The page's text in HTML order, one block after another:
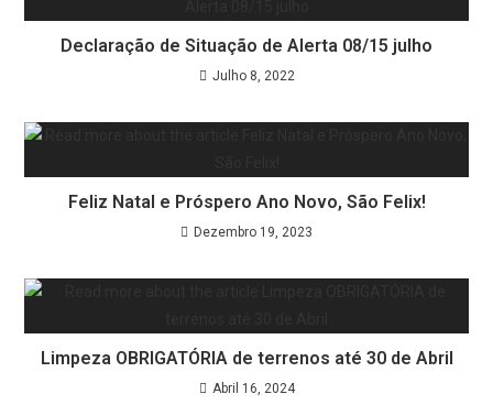
Declaração de Situação de Alerta 08/15 julho
Julho 8, 2022
Feliz Natal e Próspero Ano Novo, São Felix!
Dezembro 19, 2023
Limpeza OBRIGATÓRIA de terrenos até 30 de Abril
Abril 16, 2024